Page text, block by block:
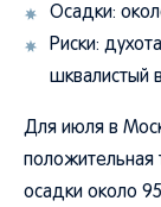
Осадки:
Риски:
шквалистый
Для июля в
положительная
осадки около